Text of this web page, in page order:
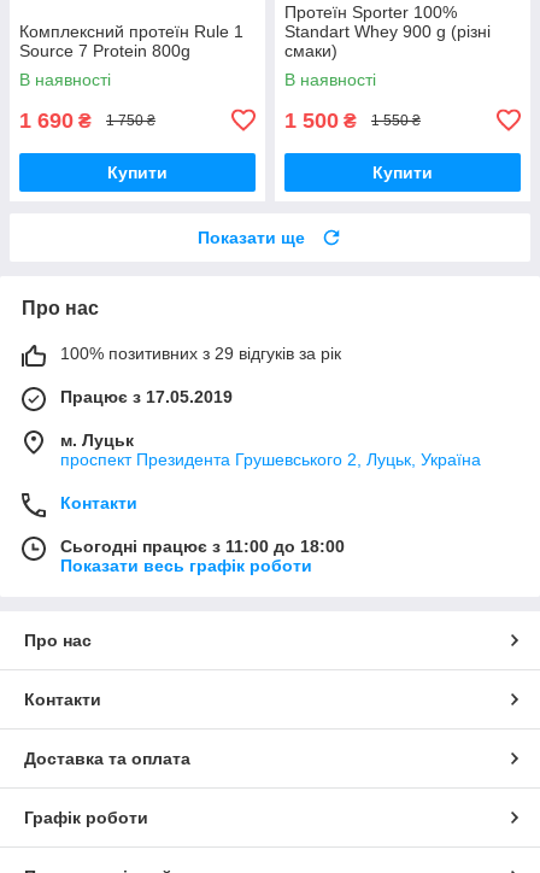
Комплексний протеїн Rule 1
Source 7 Protein 800g
В наявності
1 690 ₴ 1 750 ₴
Купити
Протеїн Sporter 100%
Standart Whey 900 g (різні
смаки)
В наявності
1 500 ₴ 1 550 ₴
Купити
Показати ще
Про нас
100% позитивних з 29 відгуків за рік
Працює з 17.05.2019
м. Луцьк
проспект Президента Грушевського 2, Луцьк, Україна
Контакти
Сьогодні працює з 11:00 до 18:00
Показати весь графік роботи
Про нас
Контакти
Доставка та оплата
Графік роботи